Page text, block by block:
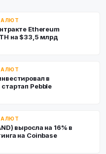
Ethereum
на $33,5 млрд
в
Pebble
выросла на 16% в
на Coinbase